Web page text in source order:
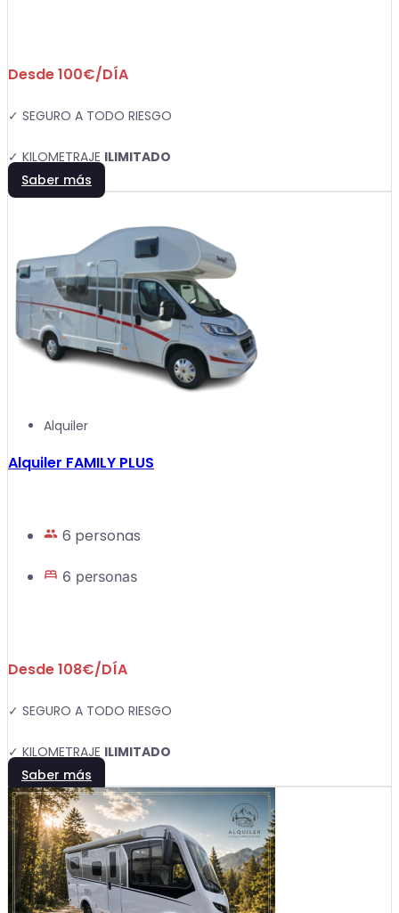
Desde 100€/DÍA
✓ SEGURO A TODO RIESGO
✓ KILOMETRAJE ILIMITADO
Saber más
Alquiler
Alquiler FAMILY PLUS
6 personas
6 personas
Desde 108€/DÍA
✓ SEGURO A TODO RIESGO
✓ KILOMETRAJE ILIMITADO
Saber más